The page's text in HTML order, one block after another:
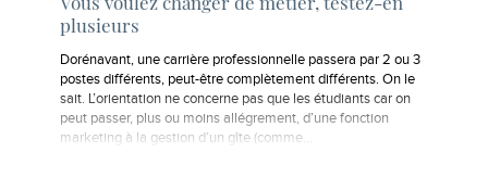
plusieurs
Dorénavant, une carrière professionnelle passera par 2 ou 3
postes différents, peut-être complètement différents. On le
sait. L’orientation ne concerne pas que les étudiants car on
peut passer, plus ou moins allégrement, d’une fonction
marketing à la gestion d’un gîte (comme...